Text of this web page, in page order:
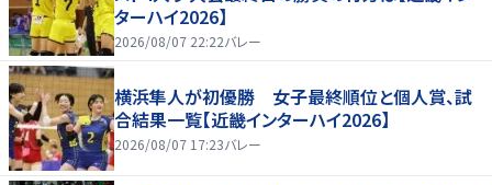
ターハイ2026】
2026/08/07 22:22バレー
横浜隼人が初優勝 女子最終順位と個人賞、試
合結果一覧【近畿インターハイ2026】
2026/08/07 17:23バレー